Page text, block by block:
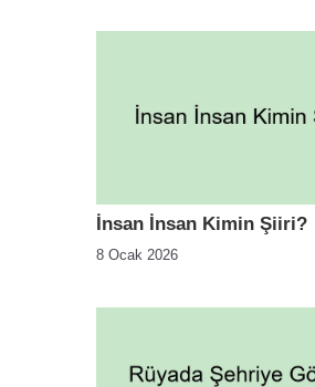
İnsan İnsan Kimin Şiiri?
8 Ocak 2026